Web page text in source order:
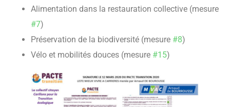
Alimentation dans la restauration collective (mesure
#7)
Préservation de la biodiversité (mesure #8)
Vélo et mobilités douces (mesure #15)